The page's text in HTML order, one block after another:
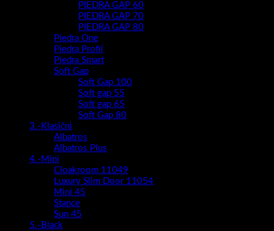
PIEDRA GAP 60
PIEDRA GAP 70
PIEDRA GAP 80
Piedra One
Piedra Profil
Piedra Smart
Soft Gap
Soft Gap 100
Soft gap 55
Soft gap 65
Soft Gap 80
3.-Klasični
Albatros
Albatros Plus
4.-Mini
Cloakroom 11049
Luxury Slim Door 11054
Mini 45
Stance
Sun 45
5.-Black